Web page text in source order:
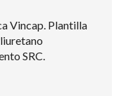
Vincap. Plantilla
SRC.